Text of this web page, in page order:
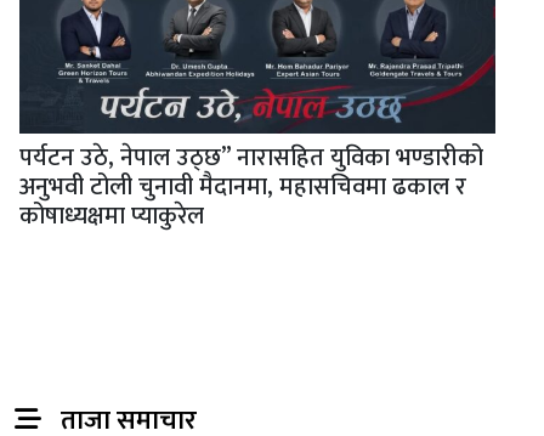
पर्यटन उठे, नेपाल उठ्छ” नारासहित युविका भण्डारीको
अनुभवी टोली चुनावी मैदानमा, महासचिवमा ढकाल र
कोषाध्यक्षमा प्याकुरेल
ताजा समाचार